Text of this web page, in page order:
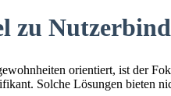
zu
orientiert, ist der
Solche Lösungen bieten